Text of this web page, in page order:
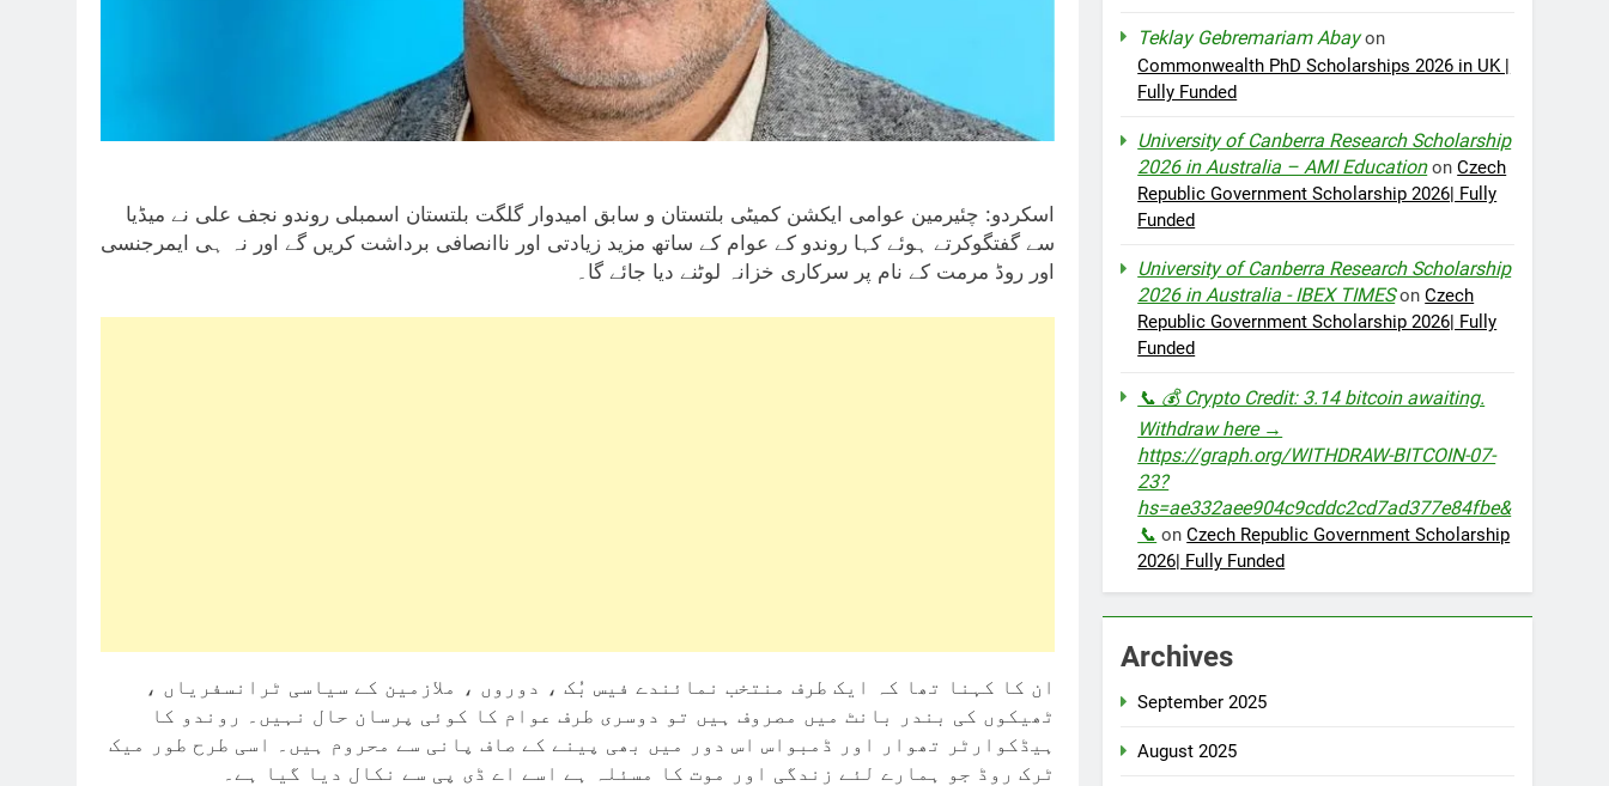
اسکردو: چئیرمین عوامی ایکشن کمیٹی بلتستان و سابق امیدوار گلگت بلتستان اسمبلی روندو نجف علی نے میڈیا
سے گفتگوکرتے ہوئے کہا روندو کے عوام کے ساتھ مزید زیادتی اور ناانصافی برداشت کریں گے اور نہ ہی ایمرجنسی
اور روڈ مرمت کے نام پر سرکاری خزانہ لوٹنے دیا جائے گا۔
ان کا کہنا تھا کہ ایک طرف منتخب نمائندے فیس بُک ، دوروں ، ملازمین کے سیاسی ٹرانسفریاں ،
ٹھیکوں کی بندر بانٹ میں مصروف ہیں تو دوسری طرف عوام کا کوئی پرسان حال نہیں۔ روندو کا
ہیڈکوارٹر تھوار اور ڈمبواس اس دور میں بھی پینے کے صاف پانی سے محروم ہیں۔ اسی طرح طور میک
ٹرک روڈ جو ہمارے لئے زندگی اور موت کا مسئلہ ہے اسے اے ڈی پی سے نکال دیا گیا ہے۔
Teklay Gebremariam Abayon
Commonwealth PhD Scholarships 2026 in UK |
Fully Funded
University of Canberra Research Scholarship
2026 in Australia – AMI EducationonCzech
Republic Government Scholarship 2026| Fully
Funded
University of Canberra Research Scholarship
2026 in Australia - IBEX TIMESonCzech
Republic Government Scholarship 2026| Fully
Funded
📞 💰 Crypto Credit: 3.14 bitcoin awaiting.
Withdraw here →
https://graph.org/WITHDRAW-BITCOIN-07-
23?
hs=ae332aee904c9cddc2cd7ad377e84fbe&
📞 onCzech Republic Government Scholarship
2026| Fully Funded
Archives
September 2025
August 2025